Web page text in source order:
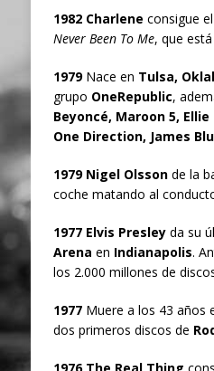
1982 Charlene consigue
Never Been To Me, que
1979Nace en Tulsa,
grupo OneRepublic,
Beyoncé, Maroon 5,
One Direction, James
1979 Nigel Olssonde la
coche matando al
1977 Elvis Presleyda su
Arena en Indianapolis.
los 2.000 millones de
1977Muere a los 43 años
dos primeros discos de